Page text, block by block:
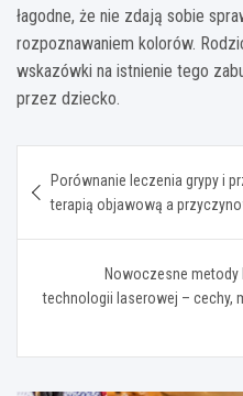
łagodne, że nie zdają sobie
rozpoznawaniem kolorów.
wskazówki na istnienie tego
przez dziecko.
wpisu
Porównanie leczenia grypy i
terapią objawową a
Nowoczesne metody
technologii laserowej – cechy,